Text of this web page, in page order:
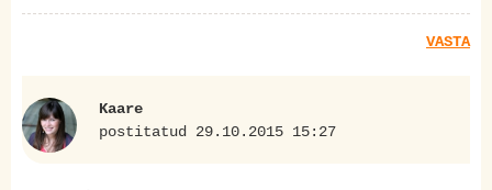
VASTA
Kaare
postitatud 29.10.2015 15:27